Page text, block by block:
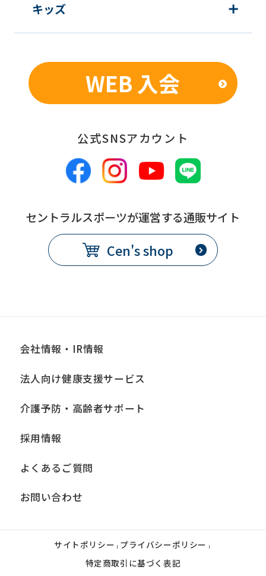
キッズ
WEB 入会
公式SNSアカウント
セントラルスポーツが運営する通販サイト
Cen's shop
会社情報・IR情報
法人向け健康支援サービス
介護予防・高齢者サポート
採用情報
よくあるご質問
お問い合わせ
サイトポリシー | プライバシーポリシー |
特定商取引に基づく表記